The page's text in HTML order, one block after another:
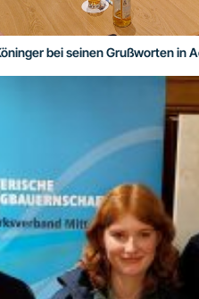
bei seinen Grußworten in